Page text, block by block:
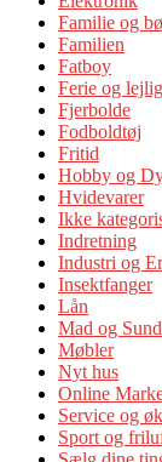
Familie og
Familien
Fatboy
Ferie og
Fjerbolde
Fodboldtøj
Fritid
Hobby og
Hvidevarer
Ikke
Indretning
Industri og
Insektfanger
Lån
Mad og
Møbler
Nyt hus
Online
Service og
Sport og